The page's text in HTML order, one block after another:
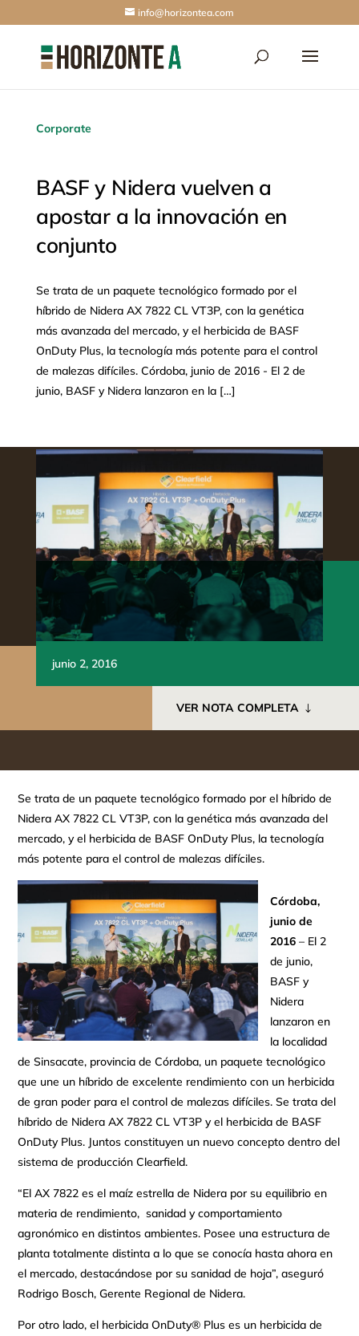
info@horizontea.com
Corporate
BASF y Nidera vuelven a
apostar a la innovación en
conjunto
Se trata de un paquete tecnológico formado por el
híbrido de Nidera AX 7822 CL VT3P, con la genética
más avanzada del mercado, y el herbicida de BASF
OnDuty Plus, la tecnología más potente para el control
de malezas difíciles. Córdoba, junio de 2016 - El 2 de
junio, BASF y Nidera lanzaron en la […]
junio 2, 2016
VER NOTA COMPLETA
Se trata de un paquete tecnológico formado por el híbrido de
Nidera AX 7822 CL VT3P, con la genética más avanzada del
mercado, y el herbicida de BASF OnDuty Plus, la tecnología
más potente para el control de malezas difíciles.
Córdoba,
junio de
2016 – El 2
de junio,
BASF y
Nidera
lanzaron en
la localidad
de Sinsacate, provincia de Córdoba, un paquete tecnológico
que une un híbrido de excelente rendimiento con un herbicida
de gran poder para el control de malezas difíciles. Se trata del
híbrido de Nidera AX 7822 CL VT3P y el herbicida de BASF
OnDuty Plus. Juntos constituyen un nuevo concepto dentro del
sistema de producción Clearfield.
“El AX 7822 es el maíz estrella de Nidera por su equilibrio en
materia de rendimiento, sanidad y comportamiento
agronómico en distintos ambientes. Posee una estructura de
planta totalmente distinta a lo que se conocía hasta ahora en
el mercado, destacándose por su sanidad de hoja”, aseguró
Rodrigo Bosch, Gerente Regional de Nidera.
Por otro lado, el herbicida OnDuty® Plus es un herbicida de